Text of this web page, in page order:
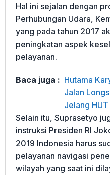
Hal ini sejalan dengan
Perhubungan Udara,
yang pada tahun 2017
peningkatan aspek
pelayanan.
Baca juga : Hutama
Jalan
Jelang HUT
Selain itu, Suprasetyo
instruksi Presiden RI
2019 Indonesia harus
pelayanan navigasi
wilayah yang saat ini